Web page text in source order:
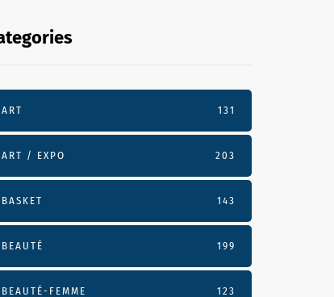
ART 131
ART / EXPO 203
BASKET 143
BEAUTÉ 199
BEAUTÉ-FEMME 123